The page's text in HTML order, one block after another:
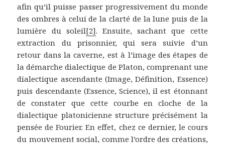
afin qu’il puisse passer progressivement du monde
des ombres à celui de la clarté de la lune puis de la
lumière du soleil[2]. Ensuite, sachant que cette
extraction du prisonnier, qui sera suivie d’un
retour dans la caverne, est à l’image des étapes de
la démarche dialectique de Platon, comprenant une
dialectique ascendante (Image, Définition, Essence)
puis descendante (Essence, Science), il est étonnant
de constater que cette courbe en cloche de la
dialectique platonicienne structure précisément la
pensée de Fourier. En effet, chez ce dernier, le cours
du mouvement social, comme l’ordre des créations,